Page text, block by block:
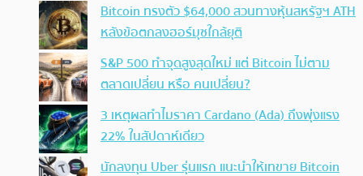
Bitcoin ทรงตัว $64,000 สวนทางหุ้นสหรัฐฯ ATH
หลังข้อตกลงฮอร์มุซใกล้ยุติ
S&P 500 ทำจุดสูงสุดใหม่ แต่ Bitcoin ไม่ตาม
ตลาดเปลี่ยน หรือ คนเปลี่ยน?
3 เหตุผลทำไมราคา Cardano (Ada) ถึงพุ่งแรง
22% ในสัปดาห์เดียว
นักลงทุน Uber รุ่นแรก แนะนำให้เทขาย Bitcoin